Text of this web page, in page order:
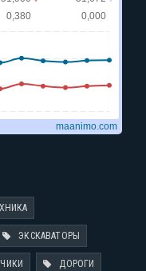
ЭКСКАВАТОРЫ
ДОРОГИ